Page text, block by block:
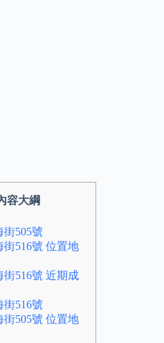
容大綱
街505號
街516號 位置地
街516號 近期成
街516號
街505號 位置地